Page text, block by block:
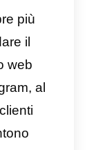
molte
per
(e tra